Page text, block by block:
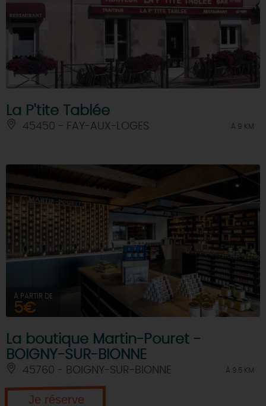
La P'tite Tablée
45450 - FAY-AUX-LOGES À 9 KM
À PARTIR DE
5€
La boutique Martin-Pouret -
BOIGNY-SUR-BIONNE
45760 - BOIGNY-SUR-BIONNE À 9.5 KM
Je réserve